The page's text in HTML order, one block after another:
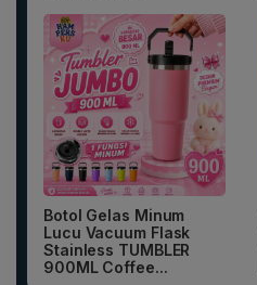
Botol Gelas Minum
Lucu Vacuum Flask
Stainless TUMBLER
900ML Coffee...